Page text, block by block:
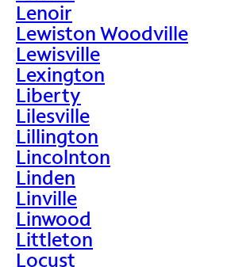
Lenoir
Lewiston Woodville
Lewisville
Lexington
Liberty
Lilesville
Lillington
Lincolnton
Linden
Linville
Linwood
Littleton
Locust